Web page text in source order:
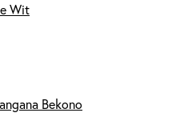
Wit
Bekono